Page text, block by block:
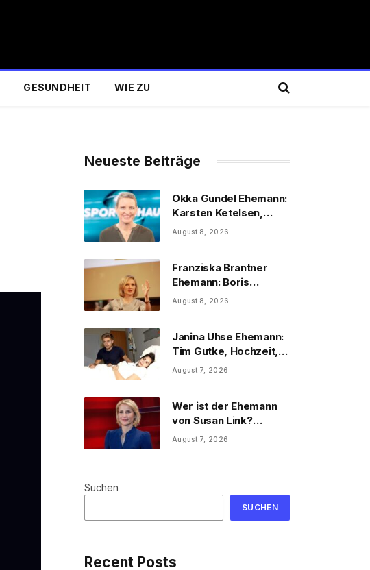
GESUNDHEIT WIE ZU
Neueste Beiträge
Okka Gundel Ehemann:
Karsten Ketelsen,
Beruf & Kinder
August 8, 2026
Franziska Brantner
Ehemann: Boris
Palmer, Tochter &
August 8, 2026
Janina Uhse Ehemann:
Tim Gutke, Hochzeit,
Sohn und Familie
August 7, 2026
Wer ist der Ehemann
von Susan Link?
Wolfgang Link, Beruf
August 7, 2026
Suchen
SUCHEN
Recent Posts